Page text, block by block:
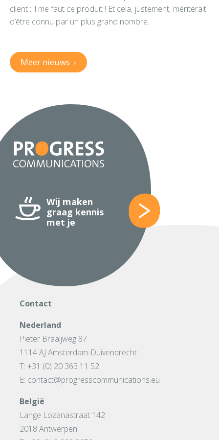
client : il me faut ce produit ! Et cela, justement, mériterait
d’être connu par un plus grand nombre.
Meer nieuws ›
Wij maken
graag kennis
met je
Contact
Nederland
Pieter Braaijweg 87
1114 AJ Amsterdam-Duivendrecht
T: +31 (0) 20 363 11 52
E: contact@progresscommunications.eu
België
Lange Lozanastraat 142
2018 Antwerpen